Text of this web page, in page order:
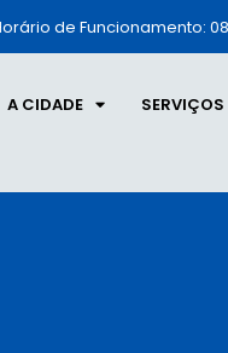
de Funcionamento:
A CIDADE SERVIÇOS